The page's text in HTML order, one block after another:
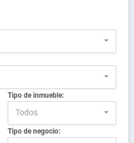
Tipo de inmueble:
Todos
Tipo de negocio: